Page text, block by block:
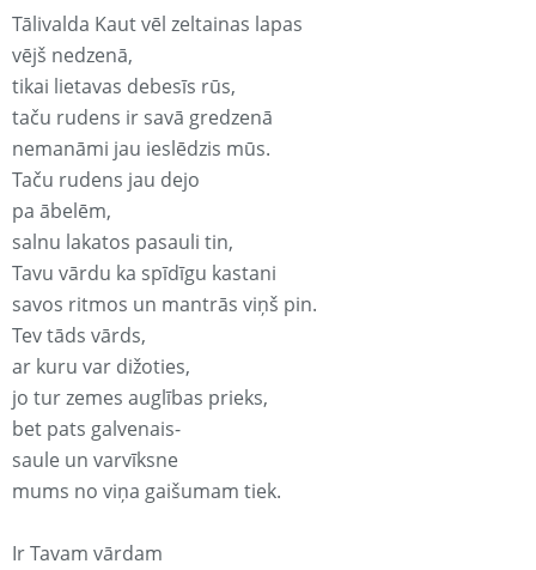
Tālivalda Kaut vēl zeltainas lapas
vējš nedzenā,
tikai lietavas debesīs rūs,
taču rudens ir savā gredzenā
nemanāmi jau ieslēdzis mūs.
Taču rudens jau dejo
pa ābelēm,
salnu lakatos pasauli tin,
Tavu vārdu ka spīdīgu kastani
savos ritmos un mantrās viņš pin.
Tev tāds vārds,
ar kuru var dižoties,
jo tur zemes auglības prieks,
bet pats galvenais-
saule un varvīksne
mums no viņa gaišumam tiek.
Ir Tavam vārdam